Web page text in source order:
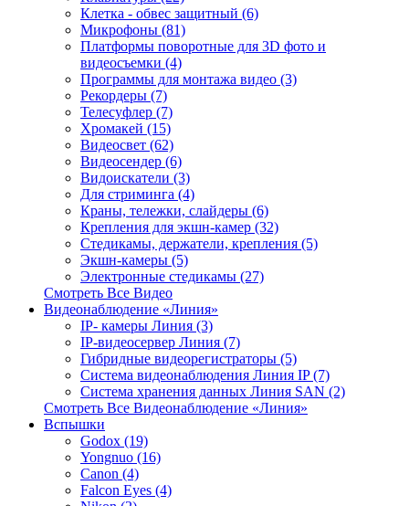
Клетка - обвес защитный (6)
Микрофоны (81)
Платформы поворотные для 3D фото и
видеосъемки (4)
Программы для монтажа видео (3)
Рекордеры (7)
Телесуфлер (7)
Хромакей (15)
Видеосвет (62)
Видеосендер (6)
Видоискатели (3)
Для стриминга (4)
Краны, тележки, слайдеры (6)
Крепления для экшн-камер (32)
Стедикамы, держатели, крепления (5)
Экшн-камеры (5)
Электронные стедикамы (27)
Смотреть Все Видео
Видеонаблюдение «Линия»
IP- камеры Линия (3)
IP-видеосервер Линия (7)
Гибридные видеорегистраторы (5)
Система видеонаблюдения Линия IP (7)
Система хранения данных Линия SAN (2)
Смотреть Все Видеонаблюдение «Линия»
Вспышки
Godox (19)
Yongnuo (16)
Canon (4)
Falcon Eyes (4)